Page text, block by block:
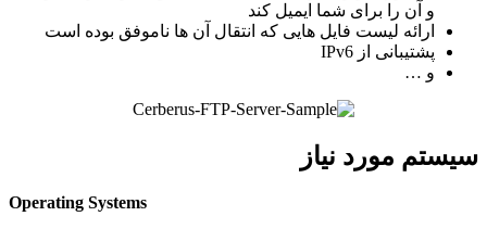
و آن را برای شما ایمیل کند
ارائه لیست فایل هایی که انتقال آن ها ناموفق بوده است
پشتیبانی از IPv6
و …
سیستم مورد نیاز
Operating Systems